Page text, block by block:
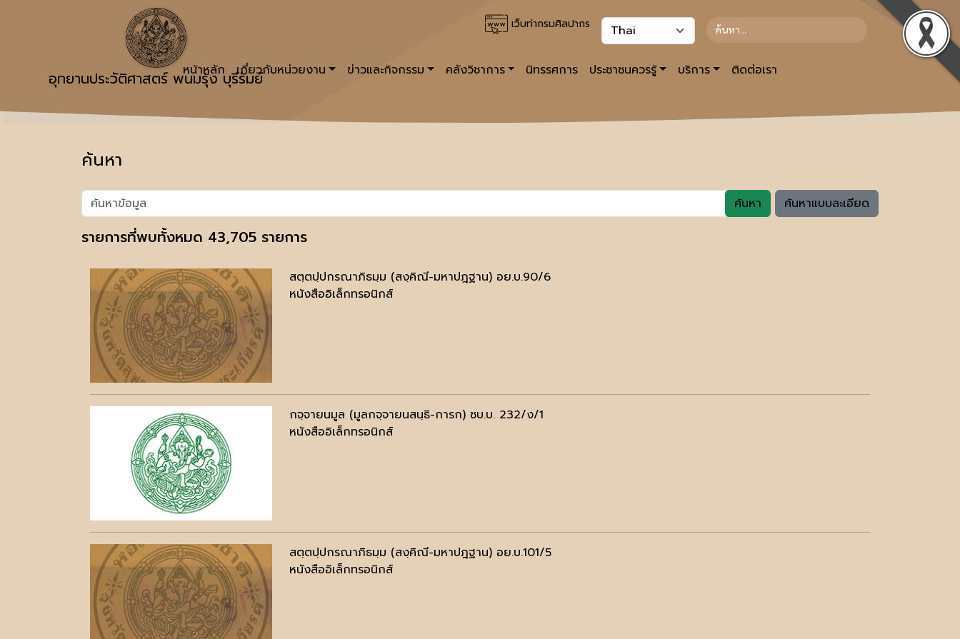
เว็บท่ากรมศิลปากร
อุทยานประวัติศาสตร์ พนมรุ้ง บุรีรัมย์
หน้าหลัก เกี่ยวกับหน่วยงาน ข่าวและกิจกรรม คลังวิชาการ นิทรรศการ ประชาชนควรรู้ บริการ ติดต่อเรา
ค้นหา
ค้นหา ค้นหาแบบละเอียด
รายการที่พบทั้งหมด 43,705 รายการ
สตฺตปฺปกรณาภิธมฺม (สงฺคิณี-มหาปฎฐาน) อย.บ.90/6
หนังสืออิเล็กทรอนิกส์
กจฺจายนมูล (มูลกจฺจายนสนฺธิ-การก) ชบ.บ. 232/ง/1
หนังสืออิเล็กทรอนิกส์
สตฺตปฺปกรณาภิธมฺม (สงฺคิณี-มหาปฎฐาน) อย.บ.101/5
หนังสืออิเล็กทรอนิกส์